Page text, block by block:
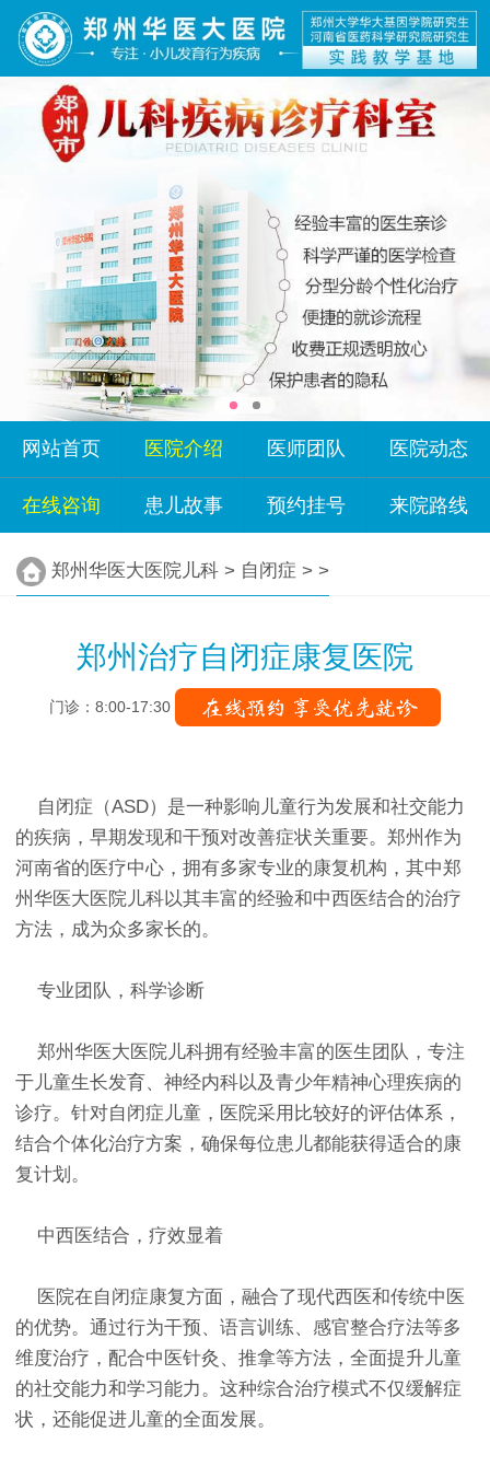
网站首页 医院介绍 医师团队 医院动态
在线咨询 患儿故事 预约挂号 来院路线
郑州华医大医院儿科> 自闭症 > >
郑州治疗自闭症康复医院
门诊：8:00-17:30
自闭症（ASD）是一种影响儿童行为发展和社交能力
的疾病，早期发现和干预对改善症状关重要。郑州作为
河南省的医疗中心，拥有多家专业的康复机构，其中郑
州华医大医院儿科以其丰富的经验和中西医结合的治疗
方法，成为众多家长的。
专业团队，科学诊断
郑州华医大医院儿科拥有经验丰富的医生团队，专注
于儿童生长发育、神经内科以及青少年精神心理疾病的
诊疗。针对自闭症儿童，医院采用比较好的评估体系，
结合个体化治疗方案，确保每位患儿都能获得适合的康
复计划。
中西医结合，疗效显着
医院在自闭症康复方面，融合了现代西医和传统中医
的优势。通过行为干预、语言训练、感官整合疗法等多
维度治疗，配合中医针灸、推拿等方法，全面提升儿童
的社交能力和学习能力。这种综合治疗模式不仅缓解症
状，还能促进儿童的全面发展。